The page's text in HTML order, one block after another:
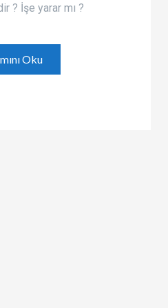
? İşe yarar mı ?
Oku